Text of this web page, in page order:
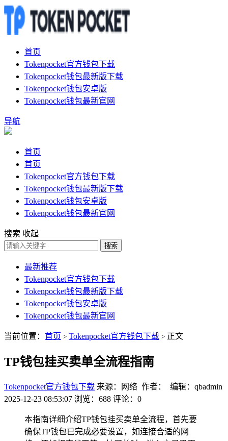
首页
Tokenpocket官方钱包下载
Tokenpocket钱包最新版下载
Tokenpocket钱包安卓版
Tokenpocket钱包最新官网
导航
首页
首页
Tokenpocket官方钱包下载
Tokenpocket钱包最新版下载
Tokenpocket钱包安卓版
Tokenpocket钱包最新官网
搜索 收起
搜索
最新推荐
Tokenpocket官方钱包下载
Tokenpocket钱包最新版下载
Tokenpocket钱包安卓版
Tokenpocket钱包最新官网
当前位置： 首页 > Tokenpocket官方钱包下载 > 正文
TP钱包挂买卖单全流程指南
Tokenpocket官方钱包下载 来源：网络 作者： 编辑：qbadmin
2025-12-23 08:53:07 浏览：688 评论：0
本指南详细介绍TP钱包挂买卖单全流程，首先要
确保TP钱包已完成必要设置，如连接合适的网